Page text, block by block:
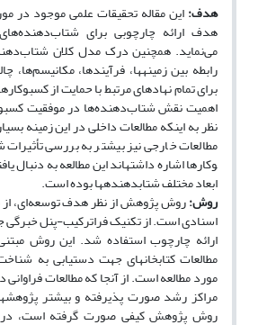
هدف:این مقاله تحقیقات علمی موجود در
هدف ارائه چارچوبی برای
می‌نماید. همچنیندرک مدل کلان
رابطه بین زمینه­ها، فرآیند­ها، مکانیسم‌ها،
برای تمام نهادهای مرتبط با حمایت از
اهمیت نقش شتاب‌دهنده‌ها در موفقیت
نظر به اینکه مطالعات داخلی در این زمینه
مطالعات خارجی نیز بیشتر به بررسی
وکار­ها اشاره داشته­اند این مطالعه به دنبال
ابعاد مختلف شتاب­دهنده­ها بوده است.
روش:روش پژوهش از نظر هدف توسعه‌ای،
اسنادی است. از تکنیک فراترکیب-پنل خبرگی
ارائه چارچوب استفاده شد. این روش
مطالعات کتابخانه­ای جهت دستیابی به
مورد مطالعه است. از آنجا که مطالعات
مراکز رشد صورت پذیرفته و بیشتر
روش پژوهش کیفی صورت گرفته است، در